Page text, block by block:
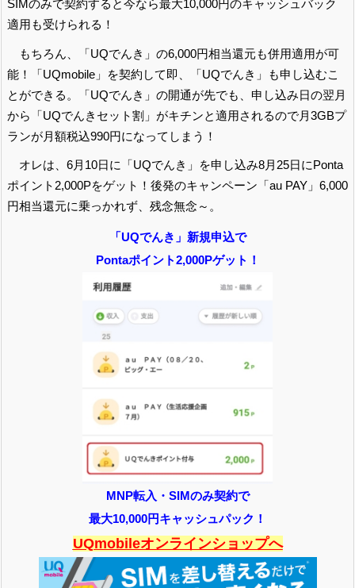
SIMのみで契約すると今なら最大10,000円のキャッシュバック
適用も受けられる！
もちろん、「UQでんき」の6,000円相当還元も併用適用が可
能！「UQmobile」を契約して即、「UQでんき」も申し込むこ
とができる。「UQでんき」の開通が先でも、申し込み日の翌月
から「UQでんきセット割」がキチンと適用されるので月3GBプ
ランが月額税込990円になってしまう！
オレは、6月10日に「UQでんき」を申し込み8月25日にPonta
ポイント2,000Pをゲット！後発のキャンペーン「au PAY」6,000
円相当還元に乗っかれず、残念無念～。
「UQでんき」新規申込で
Pontaポイント2,000Pゲット！
MNP転入・SIMのみ契約で
最大10,000円キャッシュパック！
UQmobileオンラインショップへ